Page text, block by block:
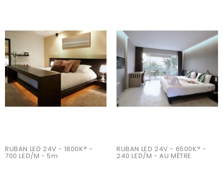
RUBAN LED 24V - 1800K° -
700 LED/m - 5m
RUBAN LED 24V - 6500K° -
240 LED/m - AU MÈTRE